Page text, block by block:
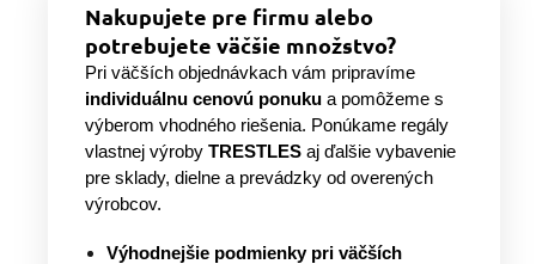
Nakupujete pre firmu alebo
potrebujete väčšie množstvo?
Pri väčších objednávkach vám pripravíme
individuálnu cenovú ponuku a pomôžeme s
výberom vhodného riešenia. Ponúkame regály
vlastnej výroby TRESTLES aj ďalšie vybavenie
pre sklady, dielne a prevádzky od overených
výrobcov.
Výhodnejšie podmienky pri väčších